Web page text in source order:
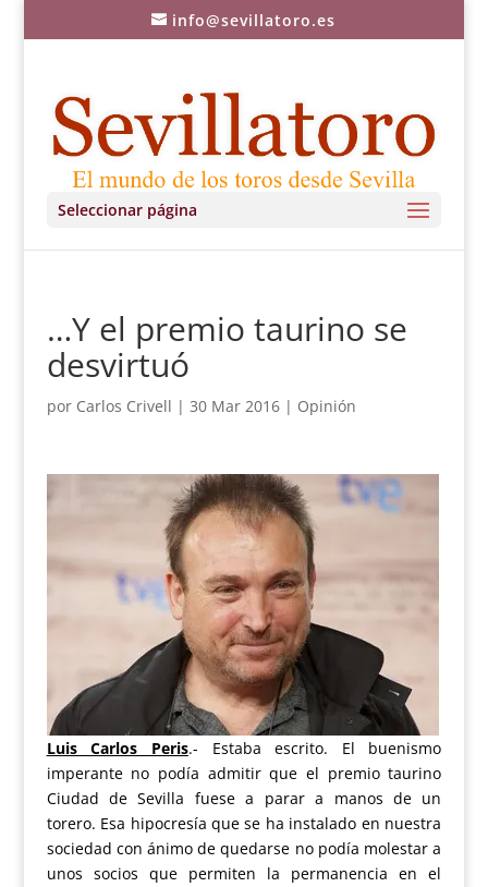
info@sevillatoro.es
Seleccionar página
…Y el premio taurino se
desvirtuó
por Carlos Crivell | 30 Mar 2016| Opinión
Luis Carlos Peris.- Estaba escrito. El buenismo
imperante no podía admitir que el premio taurino
Ciudad de Sevilla fuese a parar a manos de un
torero. Esa hipocresía que se ha instalado en nuestra
sociedad con ánimo de quedarse no podía molestar a
unos socios que permiten la permanencia en el